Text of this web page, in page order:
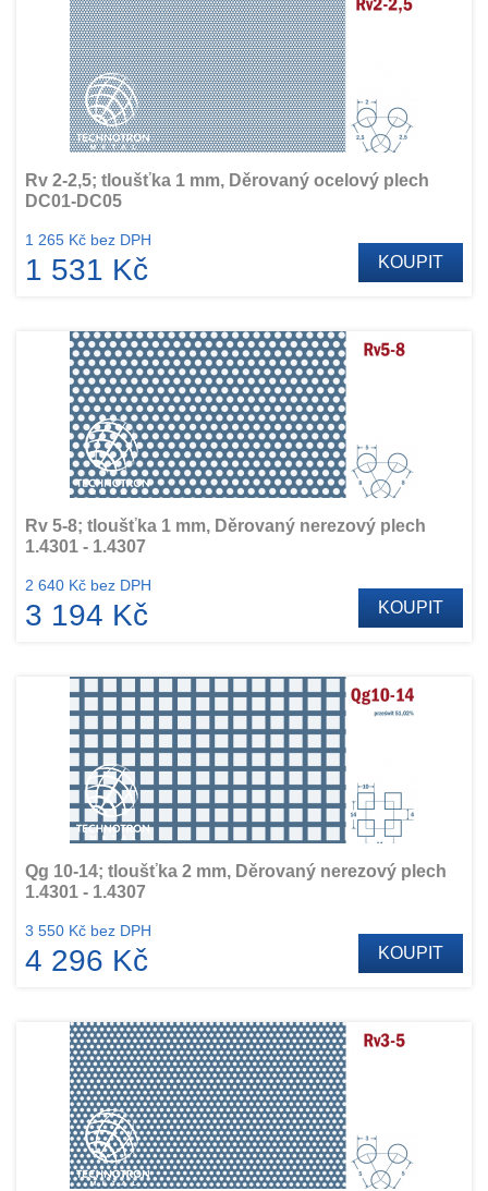
Rv 2-2,5; tloušťka 1 mm, Děrovaný ocelový plech
DC01-DC05
1 265 Kč bez DPH
1 531 Kč KOUPIT
Rv 5-8; tloušťka 1 mm, Děrovaný nerezový plech
1.4301 - 1.4307
2 640 Kč bez DPH
3 194 Kč KOUPIT
Qg 10-14; tloušťka 2 mm, Děrovaný nerezový plech
1.4301 - 1.4307
3 550 Kč bez DPH
4 296 Kč KOUPIT